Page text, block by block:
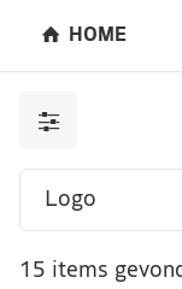
HOME
15 items